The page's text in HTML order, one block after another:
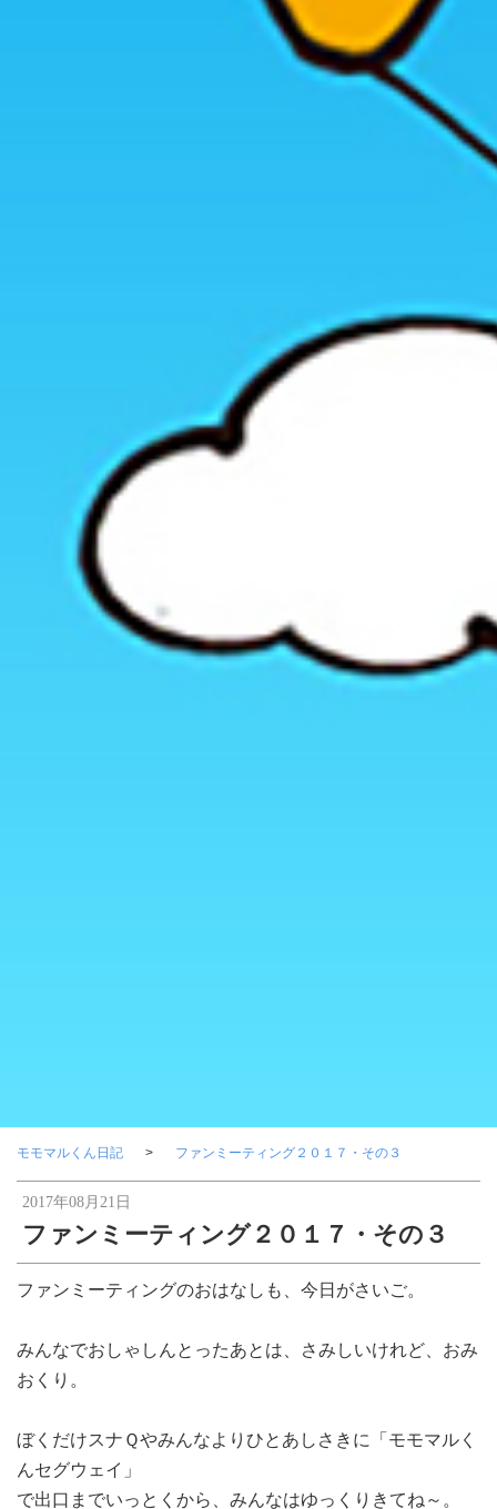
モモマルくん日記 ファンミーティング２０１７・その３
2017年08月21日
ファンミーティング２０１７・その３
ファンミーティングのおはなしも、今日がさいご。
みんなでおしゃしんとったあとは、さみしいけれど、おみ
おくり。
ぼくだけスナＱやみんなよりひとあしさきに「モモマルく
んセグウェイ」
で出口までいっとくから、みんなはゆっくりきてね～。